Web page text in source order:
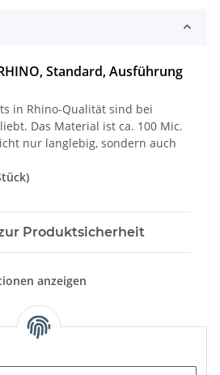
Standard, Ausführung
in Rhino-Qualität sind bei
Das Material ist ca. 100 Mic.
nur langlebig, sondern auch
Produktsicherheit
anzeigen